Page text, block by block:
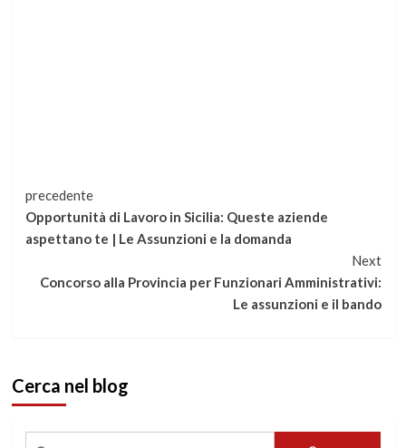
Continua
a
leggere
precedente
Opportunità di Lavoro in Sicilia: Queste aziende
aspettano te | Le Assunzioni e la domanda
Next
Concorso alla Provincia per Funzionari Amministrativi:
Le assunzioni e il bando
Cerca nel blog